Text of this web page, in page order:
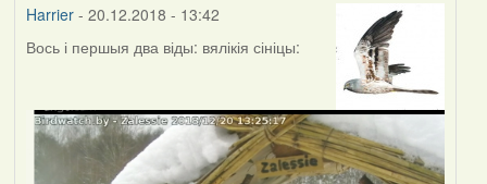
Harrier- 20.12.2018 - 13:42
Вось і першыя два віды: вялікія сініцы: